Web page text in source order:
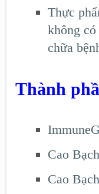
Thực
không
chữa
Thành
Cao
Cao